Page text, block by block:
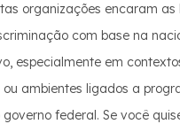
organizações encaram as
com base na
especialmente em
ambientes ligados a
federal. Se você